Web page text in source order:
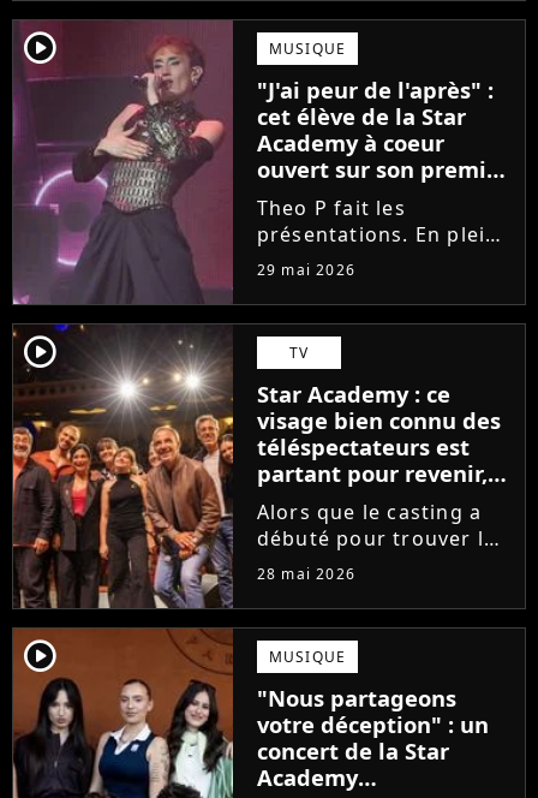
Coach d'expression
scénique de l'émission,
Marlène Schaff ne
rempilera pas à la table
des professeurs...
player2 MUSIQUE
"J'ai peur de l'après" :
cet élève de la Star
Academy à coeur
ouvert sur son premier
single intime
Theo P fait les
présentations. En pleine
tournée, l'élève de la
son tout premier single.
Avec Garçon solide, le
chanteur livre une
facette plus fragile de
sa personnalité....
29 mai 2026
player2 TV
Star Academy : ce
visage bien connu des
téléspectateurs est
partant pour revenir,
sauf que la place est
déjà prise
Alors que le casting a
débuté pour trouver les
prochains Pierre
Ambre, une professeure
emblématique de la Star
Academy se positionne
pour enseigner le chant
aux...
28 mai 2026
player2 MUSIQUE
"Nous partageons
votre déception" : un
concert de la Star
Academy